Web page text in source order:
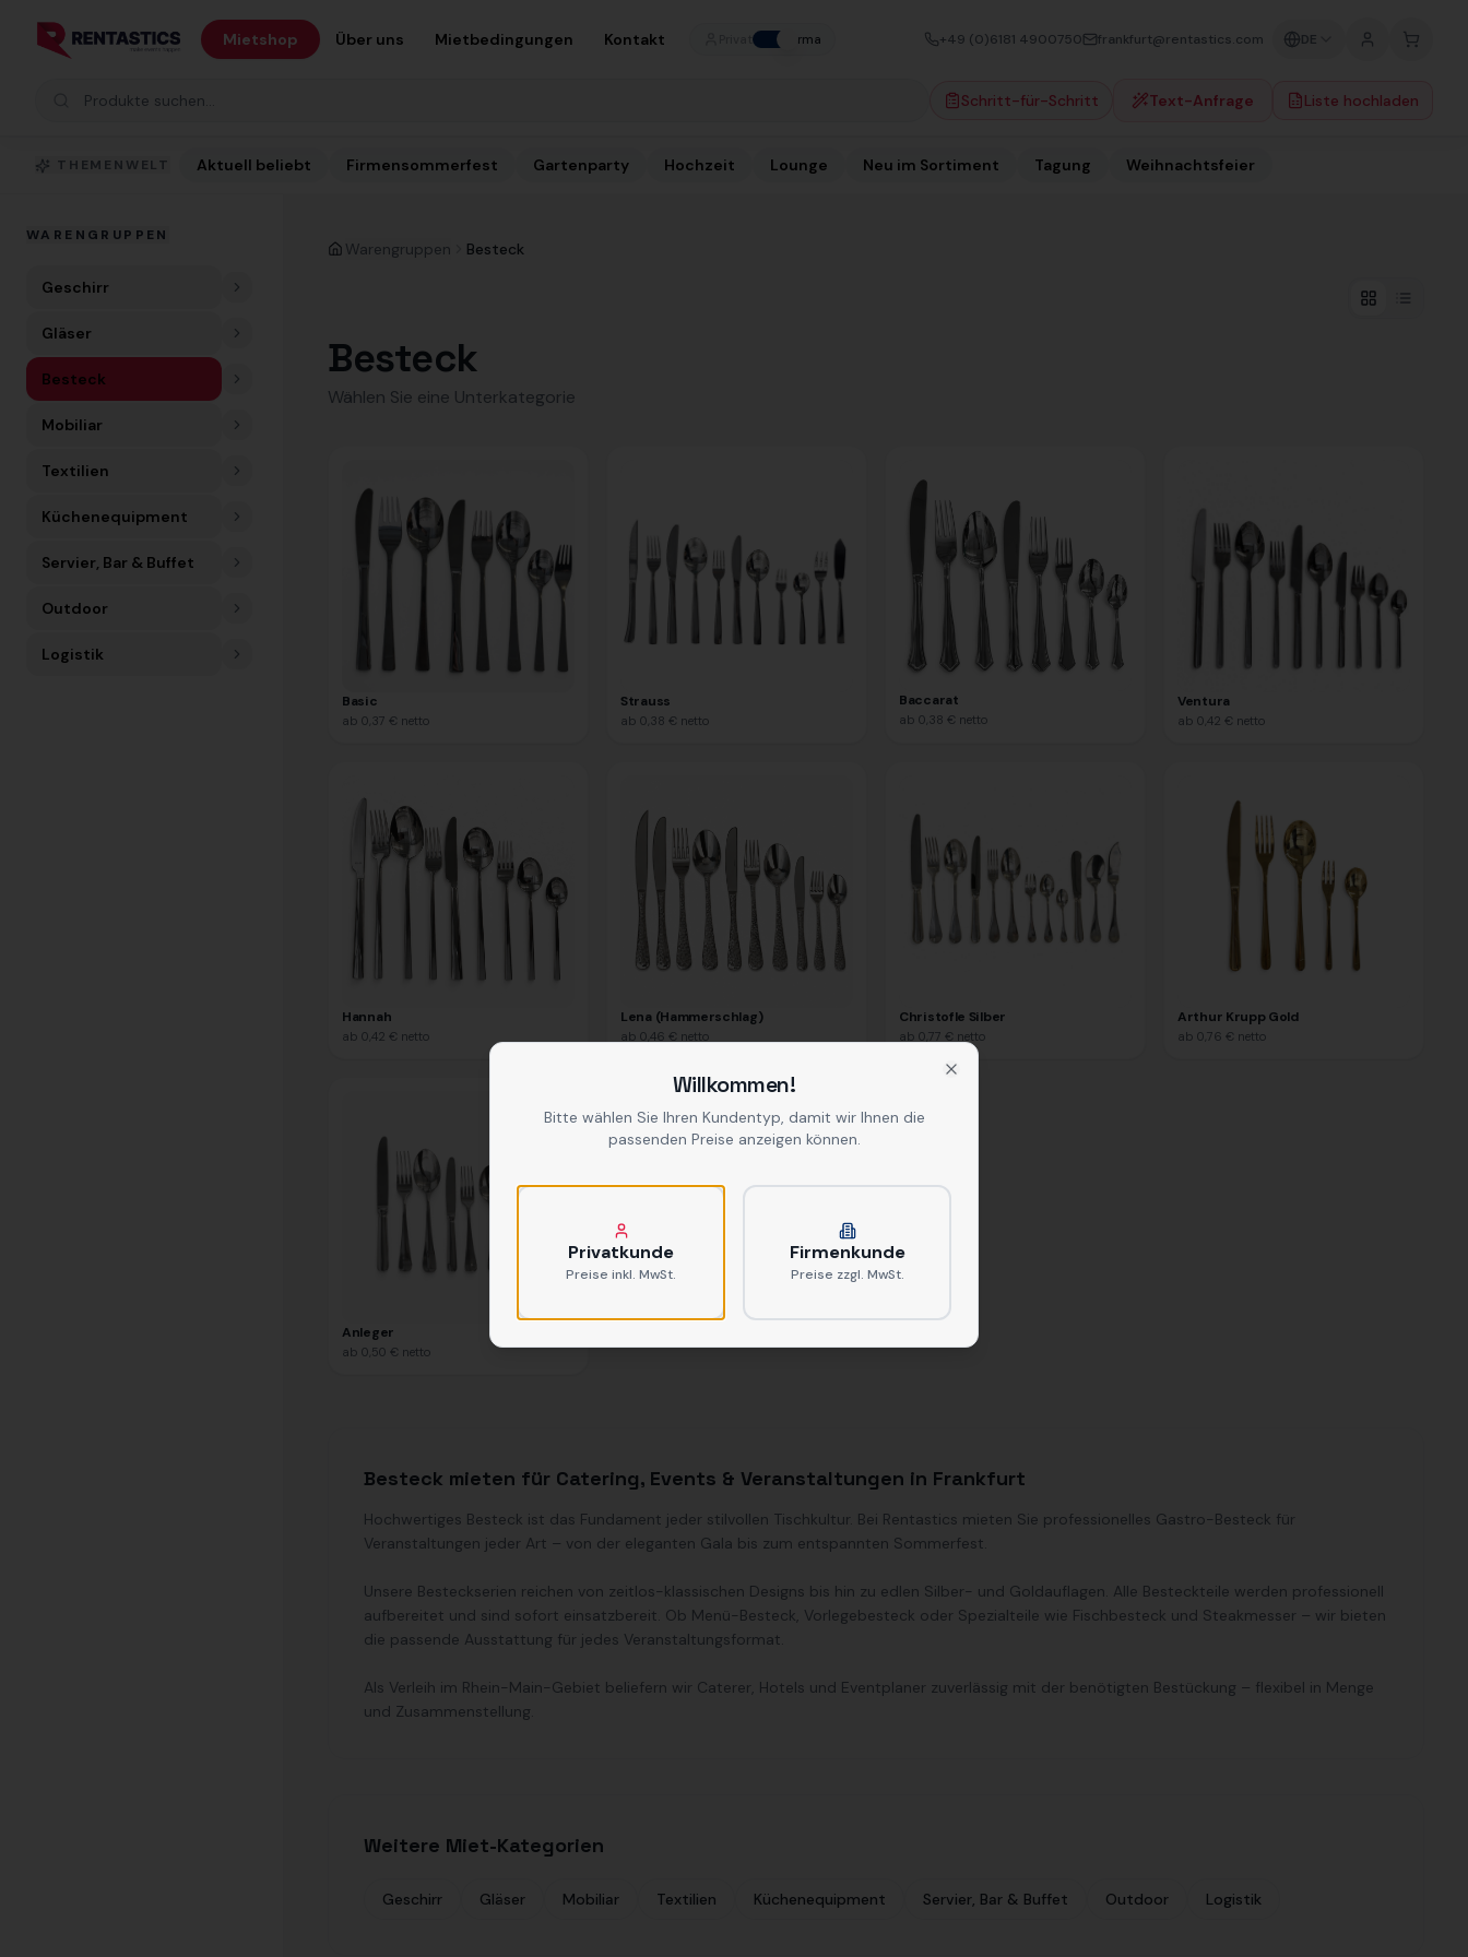
Mietshop Über uns Mietbedingungen Kontakt Firma +49 (0)6181 4900750 frankfurt@rentastics.com DE
Produkte suchen Schritt-für-Schritt Text-Anfrage Liste hochladen
THEMENWELT Aktuell beliebt Firmensommerfest Gartenparty Hochzeit Lounge Neu im Sortiment Tagung Weihnachtsfeier
WARENGRUPPEN
Geschirr
Gläser
Besteck
Mobiliar
Textilien
Küchenequipment
Servier, Bar & Buffet
Outdoor
Logistik
Warengruppen Besteck
Besteck
Wählen Sie eine Unterkategorie
Basic
ab 0,37 € netto
Strauss
ab 0,38 € netto
Baccarat
ab 0,38 € netto
Ventura
ab 0,42 € netto
Hannah
ab 0,42 € netto
Lena (Hammerschlag)
ab 0,46 € netto
Christofle Silber
ab 0,77 € netto
Arthur Krupp Gold
ab 0,76 € netto
Anleger
ab 0,50 € netto
Besteck mieten für Catering, Events & Veranstaltungen in Frankfurt
Hochwertiges Besteck ist das Fundament jeder stilvollen Tischkultur. Bei Rentastics mieten Sie professionelles Gastro-Besteck für
Veranstaltungen jeder Art – von der eleganten Gala bis zum entspannten Sommerfest.
Unsere Besteckserien reichen von zeitlos-klassischen Designs bis hin zu edlen Silber- und Goldauflagen. Alle Besteckteile werden professionell
aufbereitet und sind sofort einsatzbereit. Ob Menü-Besteck, Vorlegebesteck oder Spezialteile wie Fischbesteck und Steakmesser – wir bieten
die passende Ausstattung für jedes Veranstaltungsformat.
Als Verleih im Rhein-Main-Gebiet beliefern wir Caterer, Hotels und Eventplaner zuverlässig mit der benötigten Bestückung – flexibel in Menge
und Zusammenstellung.
Weitere Miet-Kategorien
Geschirr Gläser Mobiliar Textilien Küchenequipment Servier, Bar & Buffet Outdoor Logistik
Willkommen!
Bitte wählen Sie Ihren Kundentyp, damit wir Ihnen die
passenden Preise anzeigen können.
Privatkunde
Preise inkl. MwSt.
Firmenkunde
Preise zzgl. MwSt.